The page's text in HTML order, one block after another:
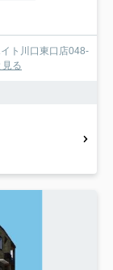
ト川口東口店048-
見る